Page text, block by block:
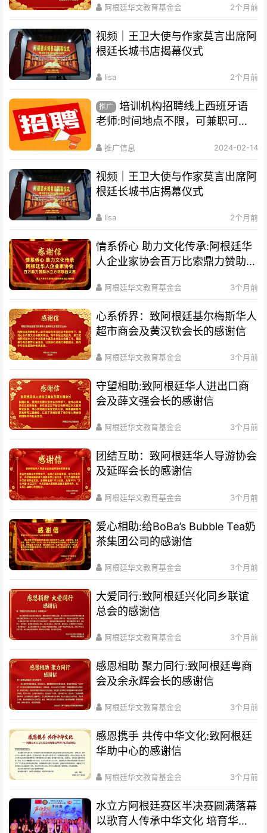
阿根廷华文教育基金会 2个月前
视频｜王卫大使与作家莫言出席阿
根廷长城书店揭幕仪式
lisa 2个月前
推广
培训机构招聘线上西班牙语
老师:时间地点不限，可兼职可全
推广信息 2024-02-14
视频｜王卫大使与作家莫言出席阿
根廷长城书店揭幕仪式
lisa 2个月前
情系侨心 助力文化传承:阿根廷华
人企业家协会百万比索鼎力赞助水
阿根廷华文教育基金会 3个月前
心系侨界​：致阿根廷基尔梅斯华人
超市商会及黄汉钦会长的感谢信
阿根廷华文教育基金会 3个月前
守望相助:致阿根廷华人进出口商
会及薛文强会长的感谢信
阿根廷华文教育基金会 3个月前
团结互助：致阿根廷华人导游协会
及延晖会长的感谢信
阿根廷华文教育基金会 3个月前
爱心相助:给BoBa’s Bubble Tea奶
茶集团公司的感谢信
阿根廷华文教育基金会 3个月前
大爱同行:致阿根廷兴化同乡联谊
总会的感谢信
阿根廷华文教育基金会 3个月前
感恩相助 聚力同行:致阿根廷粤商
会及余永辉会长的感谢信
阿根廷华文教育基金会 3个月前
感恩携手 共传中华文化:致阿根廷
华助中心的感谢信
阿根廷华文教育基金会 3个月前
水立方阿根廷赛区半决赛圆满落幕
以歌育人传承中华文化 培育华裔